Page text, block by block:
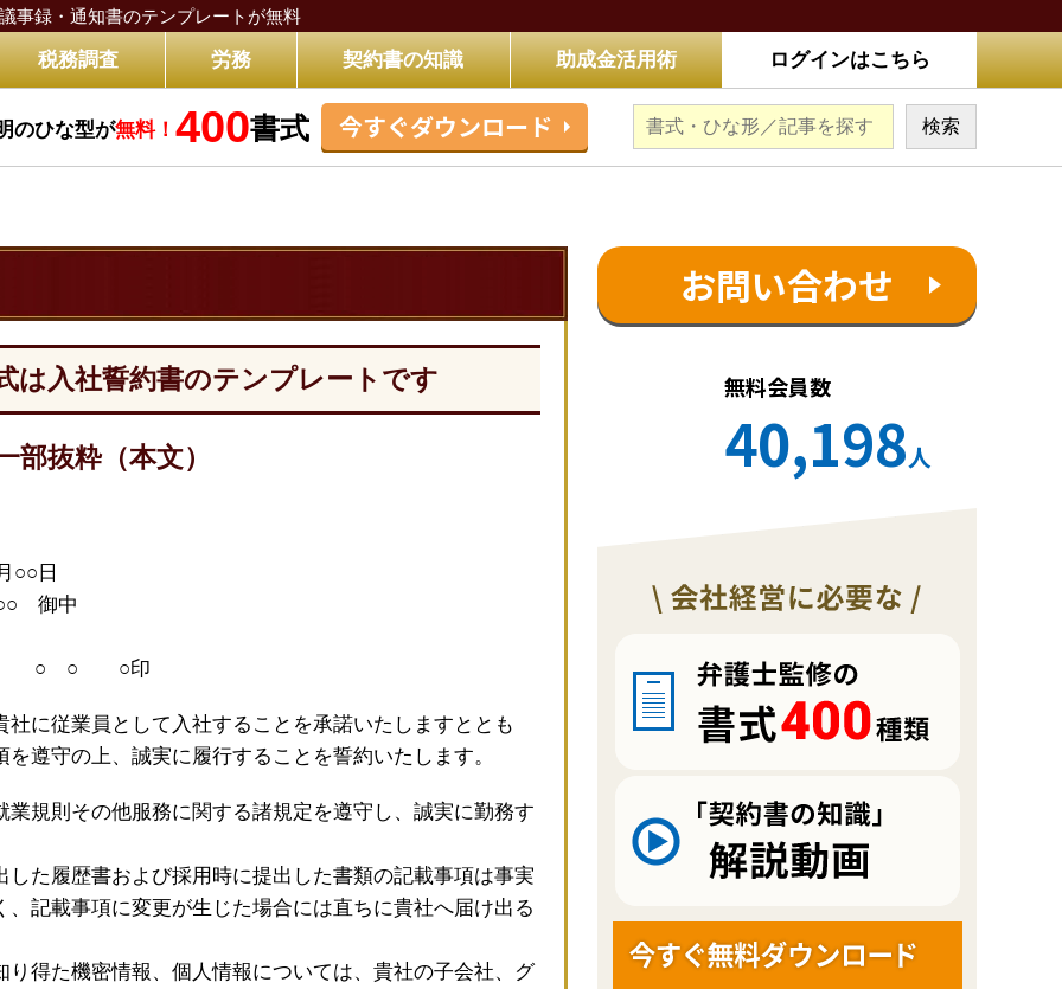
事録・通知書のテンプレートが無料
税務調査 労務 契約書の知識 助成金活用術 ログインはこちら
のひな型が無料！ 400書式 今すぐダウンロード
は入社誓約書のテンプレートです
部抜粋（本文）
○○日
御中
○ ○ ○ ○印
社に従業員として入社することを承諾いたしますととも
を遵守の上、誠実に履行することを誓約いたします。
規則その他服務に関する諸規定を遵守し、誠実に勤務す
た履歴書および採用時に提出した書類の記載事項は事実
、記載事項に変更が生じた場合には直ちに貴社へ届け出る
得た機密情報、個人情報については、貴社の子会社、グ
お問い合わせ
無料会員数
40,198人